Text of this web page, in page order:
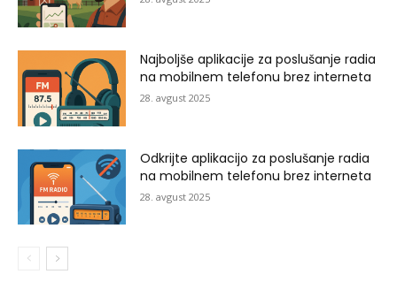
Najboljše aplikacije za poslušanje radia
na mobilnem telefonu brez interneta
28. avgust 2025
Odkrijte aplikacijo za poslušanje radia
na mobilnem telefonu brez interneta
28. avgust 2025